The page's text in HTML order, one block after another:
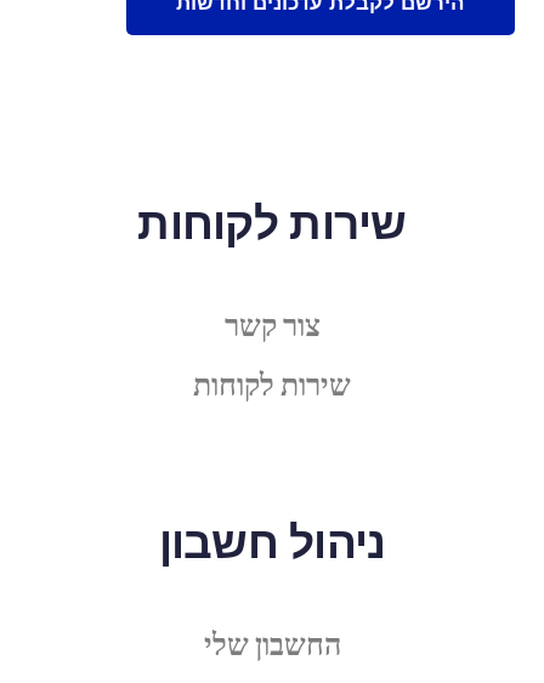
שירות לקוחות
צור קשר
שירות לקוחות
ניהול חשבון
החשבון שלי